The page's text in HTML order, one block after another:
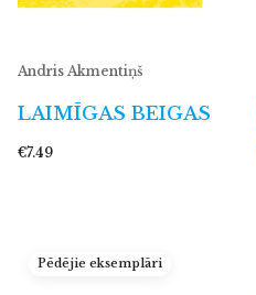
Andris Akmentiņš
LAIMĪGAS BEIGAS
€7.49
Pēdējie eksemplāri